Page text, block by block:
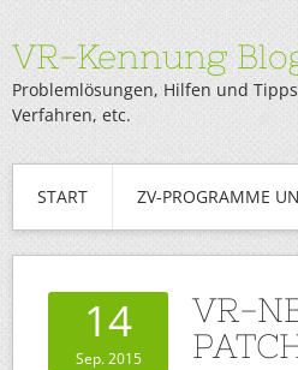
VR-Kennung
Problemlösungen, Hilfen und
Verfahren, etc.
START ZV-PROGRAMME
14
Sep. 2015
VR-